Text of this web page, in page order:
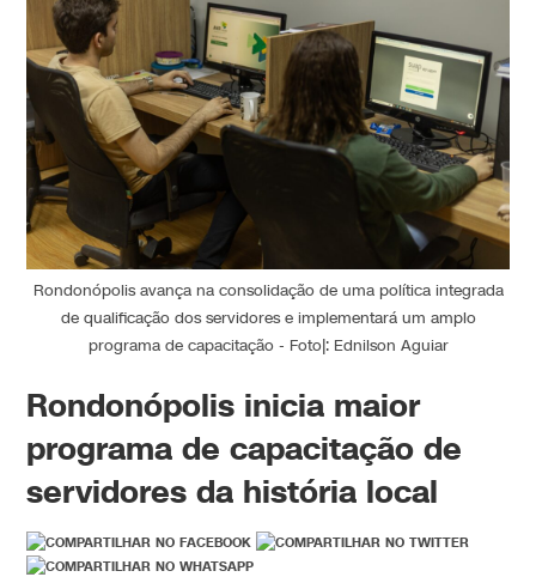
Rondonópolis avança na consolidação de uma política integrada
de qualificação dos servidores e implementará um amplo
programa de capacitação - Foto|: Ednilson Aguiar
Rondonópolis inicia maior
programa de capacitação de
servidores da história local